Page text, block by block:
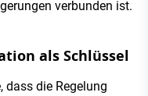
verbunden ist.
als Schlüssel
dass die Regelung